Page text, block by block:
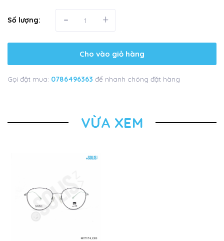
Số lượng: - +
Cho vào giỏ hàng
Gọi đặt mua: 0786496363 để nhanh chóng đặt hàng
VỪA XEM